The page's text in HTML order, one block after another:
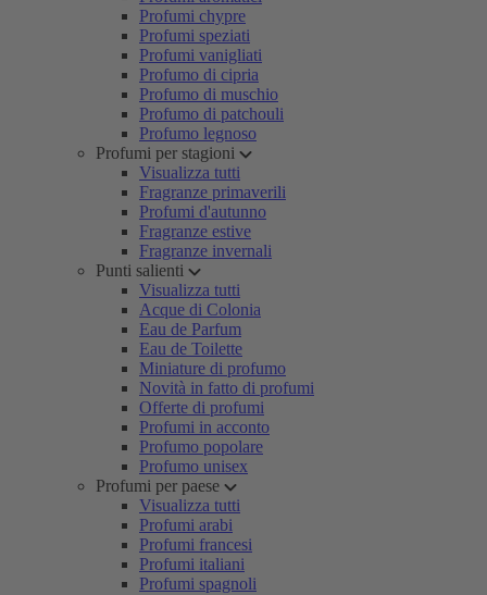
Profumi chypre
Profumi speziati
Profumi vanigliati
Profumo di cipria
Profumo di muschio
Profumo di patchouli
Profumo legnoso
Profumi per stagioni
Visualizza tutti
Fragranze primaverili
Profumi d'autunno
Fragranze estive
Fragranze invernali
Punti salienti
Visualizza tutti
Acque di Colonia
Eau de Parfum
Eau de Toilette
Miniature di profumo
Novità in fatto di profumi
Offerte di profumi
Profumi in acconto
Profumo popolare
Profumo unisex
Profumi per paese
Visualizza tutti
Profumi arabi
Profumi francesi
Profumi italiani
Profumi spagnoli